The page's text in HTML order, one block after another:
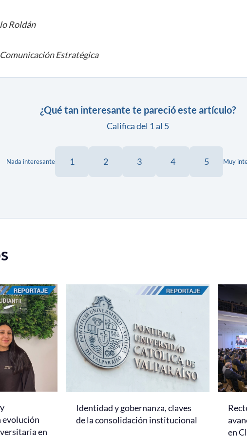
Roldán
Estratégica
¿Qué tan interesante te pareció este artículo?
Califica del 1 al 5
Nada interesante 1 2 3 4 5 Muy
evolución
en
Identidad y gobernanza, claves
de la consolidación institucional
en